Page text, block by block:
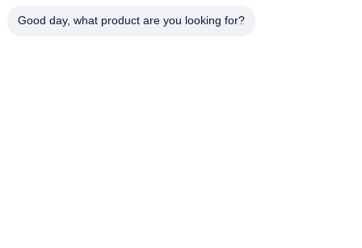
0086-15322891631
Good day, what product are you looking for?